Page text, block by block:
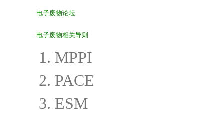
电子废物论坛
电子废物相关导则
1. MPPI
2. PACE
3. ESM